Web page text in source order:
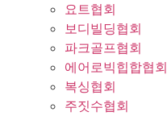
요트협회
보디빌딩협회
파크골프협회
에어로빅힙합협회
복싱협회
주짓수협회